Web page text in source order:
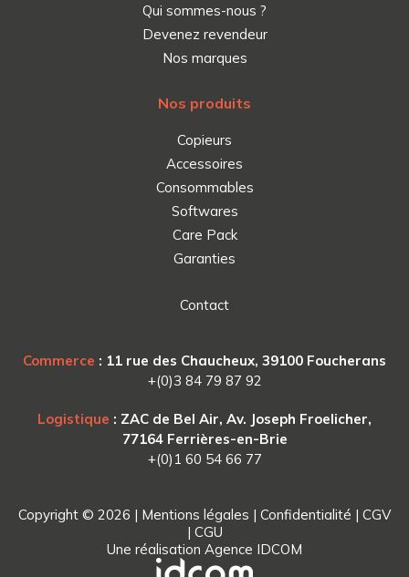
Qui sommes-nous ?
Devenez revendeur
Nos marques
Nos produits
Copieurs
Accessoires
Consommables
Softwares
Care Pack
Garanties
Contact
Commerce : 11 rue des Chaucheux, 39100 Foucherans
+(0)3 84 79 87 92
Logistique : ZAC de Bel Air, Av. Joseph Froelicher,
77164 Ferrières-en-Brie
+(0)1 60 54 66 77
Copyright © 2026 | Mentions légales | Confidentialité | CGV
| CGU
Une réalisation Agence IDCOM